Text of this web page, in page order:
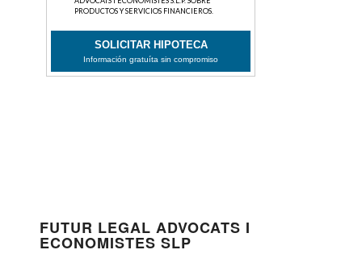
FUTUR LEGAL ADVOCATS I
ECONOMISTES SLP